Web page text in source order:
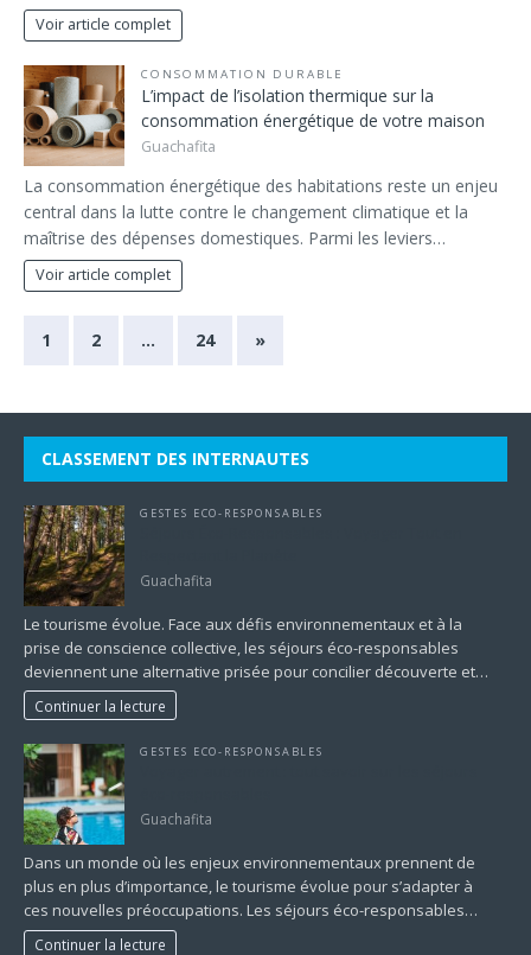
Voir article complet
CONSOMMATION DURABLE
L’impact de l’isolation thermique sur la
consommation énergétique de votre maison
Guachafita
La consommation énergétique des habitations reste un enjeu
central dans la lutte contre le changement climatique et la
maîtrise des dépenses domestiques. Parmi les leviers…
Voir article complet
1 2 … 24 »
CLASSEMENT DES INTERNAUTES
GESTES ECO-RESPONSABLES
Guachafita
Le tourisme évolue. Face aux défis environnementaux et à la
prise de conscience collective, les séjours éco-responsables
deviennent une alternative prisée pour concilier découverte et…
Continuer la lecture
GESTES ECO-RESPONSABLES
Guachafita
Dans un monde où les enjeux environnementaux prennent de
plus en plus d’importance, le tourisme évolue pour s’adapter à
ces nouvelles préoccupations. Les séjours éco-responsables…
Continuer la lecture